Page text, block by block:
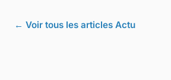
← Voir tous les articles Actu